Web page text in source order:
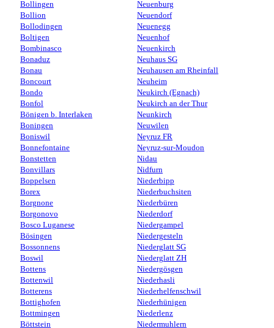
Bollingen
Bollion
Bollodingen
Boltigen
Bombinasco
Bonaduz
Bonau
Boncourt
Bondo
Bonfol
Bönigen b. Interlaken
Boningen
Boniswil
Bonnefontaine
Bonstetten
Bonvillars
Boppelsen
Borex
Borgnone
Borgonovo
Bosco Luganese
Bösingen
Bossonnens
Boswil
Bottens
Bottenwil
Botterens
Bottighofen
Bottmingen
Böttstein
Neuenburg
Neuendorf
Neuenegg
Neuenhof
Neuenkirch
Neuhaus SG
Neuhausen am Rheinfall
Neuheim
Neukirch (Egnach)
Neukirch an der Thur
Neunkirch
Neuwilen
Neyruz FR
Neyruz-sur-Moudon
Nidau
Nidfurn
Niederbipp
Niederbuchsiten
Niederbüren
Niederdorf
Niedergampel
Niedergesteln
Niederglatt SG
Niederglatt ZH
Niedergösgen
Niederhasli
Niederhelfenschwil
Niederhünigen
Niederlenz
Niedermuhlern